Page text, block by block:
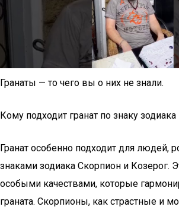
Гранаты — то чего вы о них не знали.
Кому подходит гранат по знаку зодиака
Гранат особенно подходит для людей,
знаками зодиака Скорпион и Козерог.
особыми качествами, которые
граната. Скорпионы, как страстные и